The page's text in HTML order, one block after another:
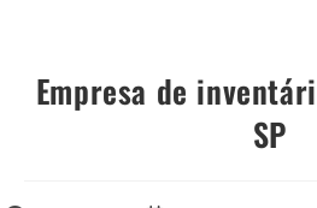
Empresa de
SP